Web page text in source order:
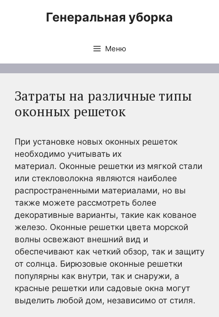
Генеральная уборка
Меню
Затраты на различные типы
оконных решеток
При установке новых оконных решеток
необходимо учитывать их
материал. Оконные решетки из мягкой стали
или стекловолокна являются наиболее
распространенными материалами, но вы
также можете рассмотреть более
декоративные варианты, такие как кованое
железо. Оконные решетки цвета морской
волны освежают внешний вид и
обеспечивают как четкий обзор, так и защиту
от солнца. Бирюзовые оконные решетки
популярны как внутри, так и снаружи, а
красные решетки или садовые окна могут
выделить любой дом, независимо от стиля.